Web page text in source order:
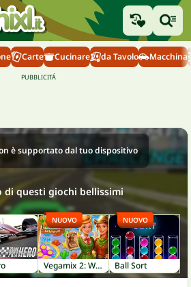
Carte Cucinare da Tavolo Macchina
è supportato dal tuo dispositivo
di questi giochi bellissimi
Vegamix 2: Wild West
NUOVO
Ball Sort
NUOVO